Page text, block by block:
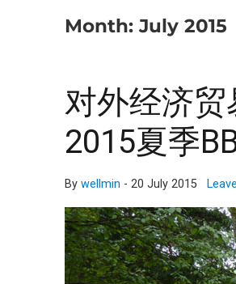
Month:July 2015
对外经济贸
2015夏季
Bywellmin -20 July 2015